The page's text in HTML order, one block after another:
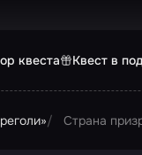
квеста Квест в
Страна